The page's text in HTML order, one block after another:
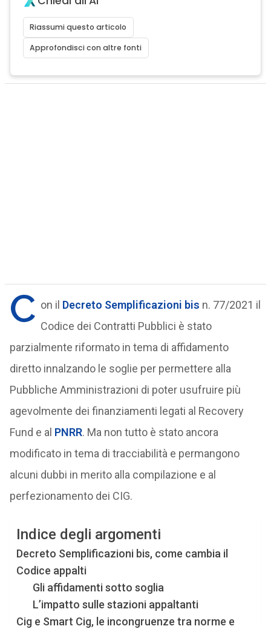
Riassumi questo articolo
Approfondisci con altre fonti
C on il Decreto Semplificazioni bis n. 77/2021 il
Codice dei Contratti Pubblici è stato
parzialmente riformato in tema di affidamento
diretto innalzando le soglie per permettere alla
Pubbliche Amministrazioni di poter usufruire più
agevolmente dei finanziamenti legati al Recovery
Fund e al PNRR. Ma non tutto è stato ancora
modificato in tema di tracciabilità e permangono
alcuni dubbi in merito alla compilazione e al
perfezionamento dei CIG.
Indice degli argomenti
Decreto Semplificazioni bis, come cambia il
Codice appalti
Gli affidamenti sotto soglia
L’impatto sulle stazioni appaltanti
Cig e Smart Cig, le incongruenze tra norme e